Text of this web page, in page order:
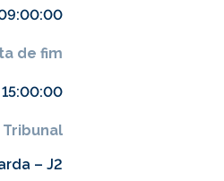
de fim
Tribunal
– J2